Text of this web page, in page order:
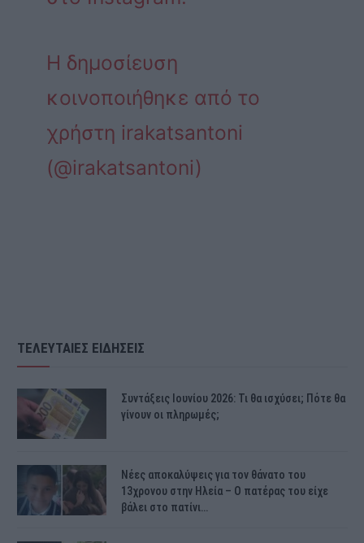
Η δημοσίευση
κοινοποιήθηκε από το
χρήστη irakatsantoni
(@irakatsantoni)
ΤΕΛΕΥΤΑΙΕΣ ΕΙΔΗΣΕΙΣ
Συντάξεις Ιουνίου 2026: Τι θα ισχύσει; Πότε θα
γίνουν οι πληρωμές;
Νέες αποκαλύψεις για τον θάνατο του
13χρονου στην Ηλεία – Ο πατέρας του είχε
βάλει στο πατίνι…